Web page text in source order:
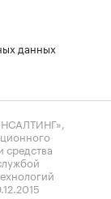
данных
средства